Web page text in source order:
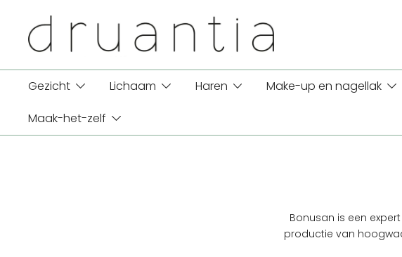
Gezicht Lichaam Haren Make-up en nagellak
Maak-het-zelf
Bonusan is een
productie van